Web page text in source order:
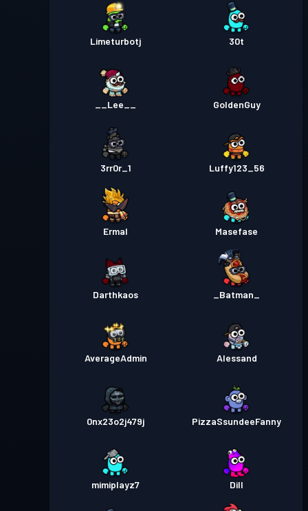
Limeturbotj 30t
__Lee__ GoldenGuy
3rr0r_1 Luffy123_56
Ermal Masefase
Darthkaos _Batman_
AverageAdmin Alessand
0nx23o2j479j PizzaSsundeeFanny
mimiplayz7 Dill